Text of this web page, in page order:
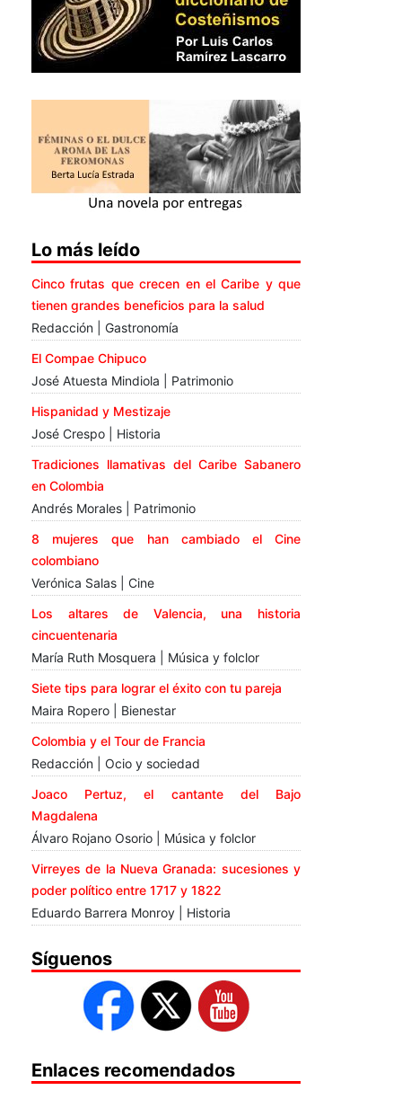
Lo más leído
Cinco frutas que crecen en el Caribe y que
tienen grandes beneficios para la salud
Redacción | Gastronomía
El Compae Chipuco
José Atuesta Mindiola | Patrimonio
Hispanidad y Mestizaje
José Crespo | Historia
Tradiciones llamativas del Caribe Sabanero
en Colombia
Andrés Morales | Patrimonio
8 mujeres que han cambiado el Cine
colombiano
Verónica Salas | Cine
Los altares de Valencia, una historia
cincuentenaria
María Ruth Mosquera | Música y folclor
Siete tips para lograr el éxito con tu pareja
Maira Ropero | Bienestar
Colombia y el Tour de Francia
Redacción | Ocio y sociedad
Joaco Pertuz, el cantante del Bajo
Magdalena
Álvaro Rojano Osorio | Música y folclor
Virreyes de la Nueva Granada: sucesiones y
poder político entre 1717 y 1822
Eduardo Barrera Monroy | Historia
Síguenos
Enlaces recomendados